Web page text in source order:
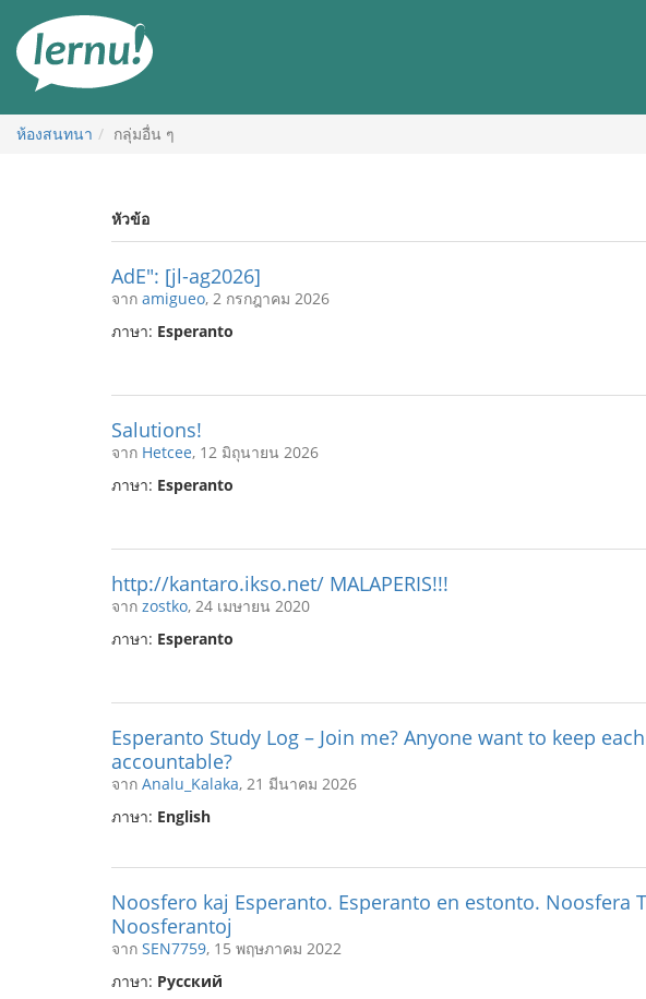
สารบัญ
ห้องสนทนา กลุ่มอื่น ๆ
หัวข้อ
AdE": [jl-ag2026]
จาก amigueo, 2 กรกฎาคม 2026
ภาษา: Esperanto
Salutions!
จาก Hetcee, 12 มิถุนายน 2026
ภาษา: Esperanto
http://kantaro.ikso.net/ MALAPERIS!!!
จาก zostko, 24 เมษายน 2020
ภาษา: Esperanto
Esperanto Study Log – Join me? Anyone want to keep
accountable?
จาก Analu_Kalaka, 21 มีนาคม 2026
ภาษา: English
Noosfero kaj Esperanto. Esperanto en estonto. Noosfera
Noosferantoj
จาก SEN7759, 15 พฤษภาคม 2022
ภาษา: Русский